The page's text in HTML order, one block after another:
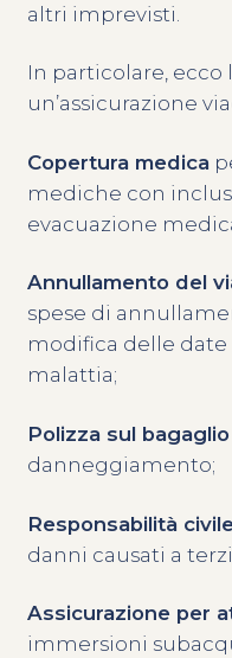
altri imprevisti.
In particolare, ecco
un’assicurazione
Copertura medica
mediche con
evacuazione
Annullamento del
spese di
modifica delle date
malattia;
Polizza sul bagaglio
danneggiamento;
Responsabilità civile
danni causati a
Assicurazione per
immersioni